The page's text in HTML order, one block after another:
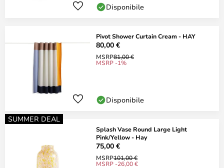
Disponibile
Pivot Shower Curtain Cream - HAY
80,00 €
MSRP81,00 €
MSRP -1%
Disponibile
SUMMER DEAL
Splash Vase Round Large Light
Pink/Yellow - Hay
75,00 €
MSRP101,00 €
MSRP -26,00 €